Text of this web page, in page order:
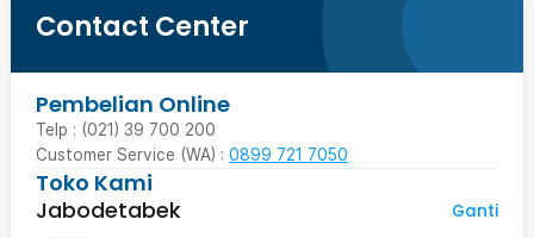
Contact Center
Pembelian Online
Telp : (021) 39 700 200
Customer Service (WA) : 0899 721 7050
Toko Kami
Jabodetabek
Ganti